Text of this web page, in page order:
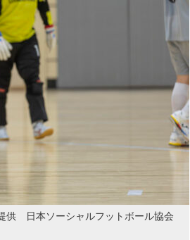
供 日本ソーシャルフットボール協会